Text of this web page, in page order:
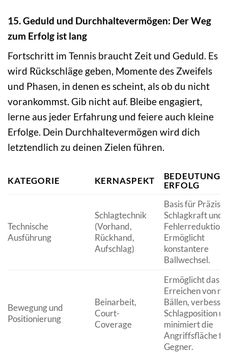
15. Geduld und Durchhaltevermögen: Der Weg
zum Erfolg ist lang
Fortschritt im Tennis braucht Zeit und Geduld. Es
wird Rückschläge geben, Momente des Zweifels
und Phasen, in denen es scheint, als ob du nicht
vorankommst. Gib nicht auf. Bleibe engagiert,
lerne aus jeder Erfahrung und feiere auch kleine
Erfolge. Dein Durchhaltevermögen wird dich
letztendlich zu deinen Zielen führen.
KATEGORIE KERNASPEKT
BEDEUTUNG
ERFOLG
Technische
Ausführung
Schlagtechnik
(Vorhand,
Rückhand,
Aufschlag)
Basis für
Schlagkraft und
Fehlerreduktion.
Ermöglicht
konstantere
Ballwechsel.
Bewegung und
Positionierung
Beinarbeit,
Court-
Coverage
Ermöglicht das
Erreichen von
Bällen,
Schlagposition
minimiert die
Angriffsfläche
Gegner.